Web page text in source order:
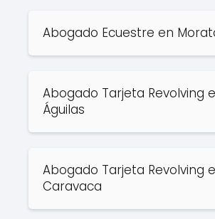
Abogado Ecuestre en
Abogado Tarjeta Revolving
Águilas
Abogado Tarjeta Revolving
Caravaca